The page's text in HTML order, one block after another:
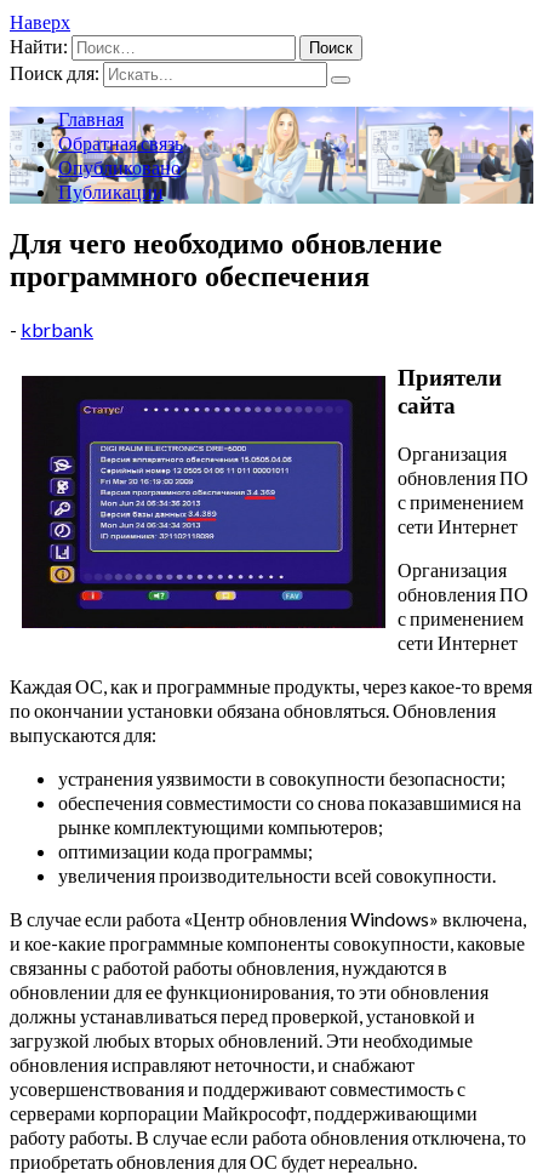
Наверх
Найти:
Поиск для:
Главная
Обратная связь
Опубликовано
Публикации
Для чего необходимо обновление
программного обеспечения
- kbrbank
Приятели
сайта
Организация
обновления ПО
с применением
сети Интернет
Организация
обновления ПО
с применением
сети Интернет
Каждая ОС, как и программные продукты, через какое-то время
по окончании установки обязана обновляться. Обновления
выпускаются для:
устранения уязвимости в совокупности безопасности;
обеспечения совместимости со снова показавшимися на
рынке комплектующими компьютеров;
оптимизации кода программы;
увеличения производительности всей совокупности.
В случае если работа «Центр обновления Windows» включена,
и кое-какие программные компоненты совокупности, каковые
связанны с работой работы обновления, нуждаются в
обновлении для ее функционирования, то эти обновления
должны устанавливаться перед проверкой, установкой и
загрузкой любых вторых обновлений. Эти необходимые
обновления исправляют неточности, и снабжают
усовершенствования и поддерживают совместимость с
серверами корпорации Майкрософт, поддерживающими
работу работы. В случае если работа обновления отключена, то
приобретать обновления для ОС будет нереально.